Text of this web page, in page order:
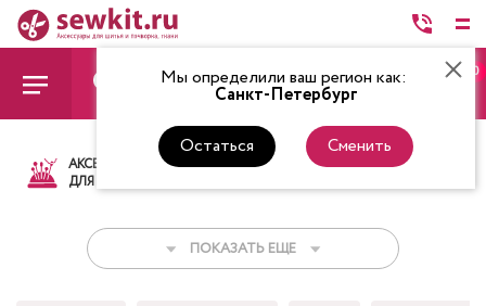
Мы определили ваш регион как:
Санкт-Петербург
Остаться Сменить
0
АКСЕССУАРЫ
ДЛЯ ШИТЬЯ
ТКАНИ НИТКИ
ПОКАЗАТЬ ЕЩЕ